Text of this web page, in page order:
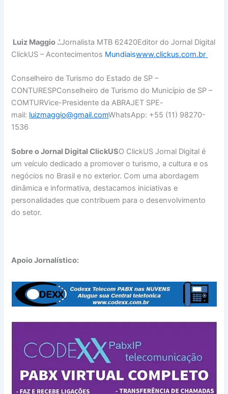
Luiz Maggio .’.Jornalista MTB 62420Editor do Jornal Digital
ClickUS – Acontecimentos Mundiaiswww.clickus.com.br
Conselheiro de Turismo do Estado de SP –
CONTURESPConselheiro de Turismo do Município de SP –
COMTURVice-Presidente da ABRAJET SPE-
mail: luizmaggio@gmail.comWhatsApp: +55 (11) 98270-
1536
Sobre o Jornal Digital ClickUSO ClickUS Jornal Digital é
um veículo dedicado a promover o turismo, a cultura e os
negócios no Brasil e no exterior. Com uma abordagem
dinâmica e informativa, destacamos iniciativas e
personalidades que contribuem para o desenvolvimento
do setor.
Apoio Jornalístico: